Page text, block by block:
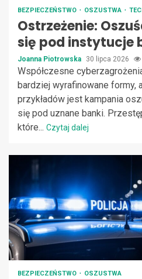
BEZPIECZEŃSTWO OSZUSTWA
Ostrzeżenie:
się pod instytucje
Joanna Piotrowska 30 lipca 2026
Współczesne
bardziej wyrafinowane formy,
przykładów jest kampania
się pod uznane banki.
które... Czytaj dalej
BEZPIECZEŃSTWO OSZUSTWA